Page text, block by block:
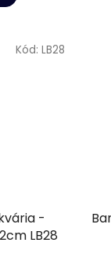
-
LB28
Kód: LB28